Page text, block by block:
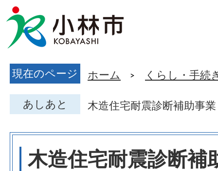
現在のページ ホーム くらし・手続
あしあと 木造住宅耐震診断補助事業
木造住宅耐震診断補